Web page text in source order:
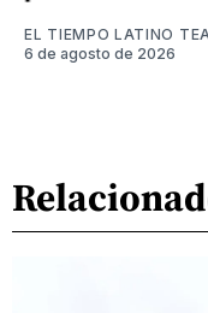
EL TIEMPO LATINO
6 de agosto de 2026